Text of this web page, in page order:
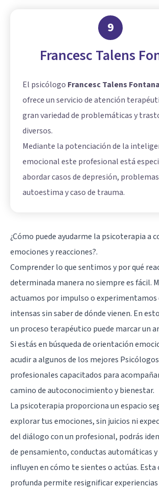
9
Francesc Talens
El psicólogo Francesc Talens Fontana
ofrece un servicio de atención
gran variedad de problemáticas y
diversos.
Mediante la potenciación de la
emocional este profesional está
abordar casos de depresión,
autoestima y caso de trauma.
¿Cómo puede ayudarme la psicoterapia a
emociones y reacciones?.
Comprender lo que sentimos y por qué
determinada manera no siempre es fácil.
actuamos por impulso o experimentamos
intensas sin saber de dónde vienen. En
un proceso terapéutico puede marcar un
Si estás en búsqueda de orientación
acudir a algunos de los mejores
profesionales capacitados para
camino de autoconocimiento y bienestar.
La psicoterapia proporciona un espacio
explorar tus emociones, sin juicios ni
del diálogo con un profesional, podrás
de pensamiento, conductas automáticas y
influyen en cómo te sientes o actúas.
profunda permite resignificar experiencias